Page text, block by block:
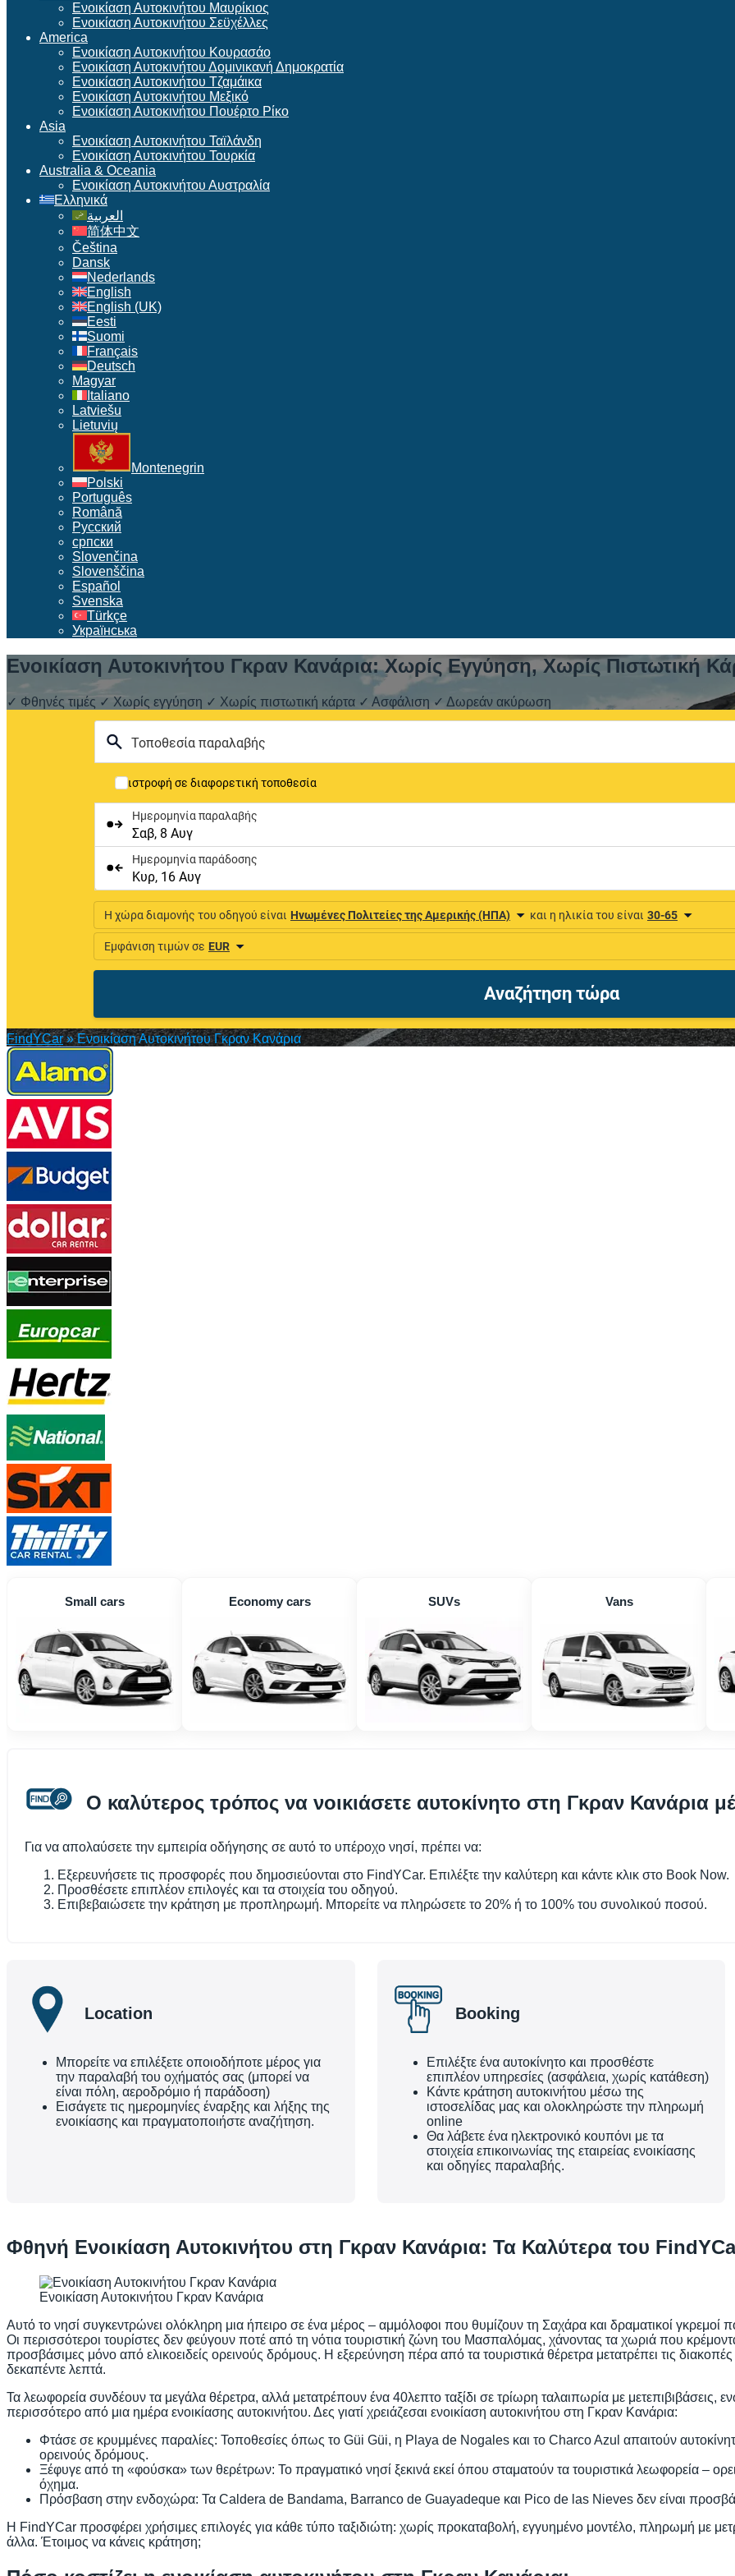
Ενοικίαση Αυτοκινήτου Μαυρίκιος
Ενοικίαση Αυτοκινήτου Σεϋχέλλες
America
Ενοικίαση Αυτοκινήτου Κουρασάο
Ενοικίαση Αυτοκινήτου Δομινικανή Δημοκρατία
Ενοικίαση Αυτοκινήτου Τζαμάικα
Ενοικίαση Αυτοκινήτου Μεξικό
Ενοικίαση Αυτοκινήτου Πουέρτο Ρίκο
Asia
Ενοικίαση Αυτοκινήτου Ταϊλάνδη
Ενοικίαση Αυτοκινήτου Τουρκία
Australia & Oceania
Ενοικίαση Αυτοκινήτου Αυστραλία
Ελληνικά
العربية
简体中文
Čeština
Dansk
Nederlands
English
English (UK)
Eesti
Suomi
Français
Deutsch
Magyar
Italiano
Latviešu
Lietuvių
Montenegrin
Polski
Português
Română
Русский
српски
Slovenčina
Slovenščina
Español
Svenska
Türkçe
Українська
Ενοικίαση Αυτοκινήτου Γκραν Κανάρια: Χωρίς Εγγύηση, Χωρίς Πιστωτική
✓ Φθηνές τιμές ✓ Χωρίς εγγύηση ✓ Χωρίς πιστωτική κάρτα ✓ Ασφάλιση ✓ Δωρεάν ακύρωση
FindYCar » Ενοικίαση Αυτοκινήτου Γκραν Κανάρια
Small cars Economy cars SUVs Vans
Ο καλύτερος τρόπος να νοικιάσετε αυτοκίνητο στη Γκραν Κανάρια
Για να απολαύσετε την εμπειρία οδήγησης σε αυτό το υπέροχο νησί, πρέπει να:
Εξερευνήσετε τις προσφορές που δημοσιεύονται στο FindYCar. Επιλέξτε την καλύτερη και κάντε κλικ στο Book Now.
Προσθέσετε επιπλέον επιλογές και τα στοιχεία του οδηγού.
Επιβεβαιώσετε την κράτηση με προπληρωμή. Μπορείτε να πληρώσετε το 20% ή το 100% του συνολικού ποσού.
Location
Μπορείτε να επιλέξετε οποιοδήποτε μέρος για
την παραλαβή του οχήματός σας (μπορεί να
είναι πόλη, αεροδρόμιο ή παράδοση)
Εισάγετε τις ημερομηνίες έναρξης και λήξης της
ενοικίασης και πραγματοποιήστε αναζήτηση.
Booking
Επιλέξτε ένα αυτοκίνητο και προσθέστε
επιπλέον υπηρεσίες (ασφάλεια, χωρίς κατάθεση)
Κάντε κράτηση αυτοκινήτου μέσω της
ιστοσελίδας μας και ολοκληρώστε την πληρωμή
online
Θα λάβετε ένα ηλεκτρονικό κουπόνι με τα
στοιχεία επικοινωνίας της εταιρείας ενοικίασης
και οδηγίες παραλαβής.
Φθηνή Ενοικίαση Αυτοκινήτου στη Γκραν Κανάρια: Τα Καλύτερα του
Ενοικίαση Αυτοκινήτου Γκραν Κανάρια
Αυτό το νησί συγκεντρώνει ολόκληρη μια ήπειρο σε ένα μέρος – αμμόλοφοι που θυμίζουν τη Σαχάρα και δραματικοί γκρεμοί
Οι περισσότεροι τουρίστες δεν φεύγουν ποτέ από τη νότια τουριστική ζώνη του Μασπαλόμας, χάνοντας τα χωριά που
προσβάσιμες μόνο από ελικοειδείς ορεινούς δρόμους. Η εξερεύνηση πέρα από τα τουριστικά θέρετρα μετατρέπει τις
δεκαπέντε λεπτά.
Τα λεωφορεία συνδέουν τα μεγάλα θέρετρα, αλλά μετατρέπουν ένα 40λεπτο ταξίδι σε τρίωρη ταλαιπωρία με μετεπιβιβάσεις,
περισσότερο από μια ημέρα ενοικίασης αυτοκινήτου. Δες γιατί χρειάζεσαι ενοικίαση αυτοκινήτου στη Γκραν Κανάρια:
Φτάσε σε κρυμμένες παραλίες: Τοποθεσίες όπως το Güi Güi, η Playa de Nogales και το Charco Azul απαιτούν
ορεινούς δρόμους.
Ξέφυγε από τη «φούσκα» των θερέτρων: Το πραγματικό νησί ξεκινά εκεί όπου σταματούν τα τουριστικά λεωφορεία –
όχημα.
Πρόσβαση στην ενδοχώρα: Τα Caldera de Bandama, Barranco de Guayadeque και Pico de las Nieves δεν είναι
Η FindYCar προσφέρει χρήσιμες επιλογές για κάθε τύπο ταξιδιώτη: χωρίς προκαταβολή, εγγυημένο μοντέλο, πληρωμή με
άλλα. Έτοιμος να κάνεις κράτηση;